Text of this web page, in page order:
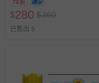
78折
$280 $360
已售出 5